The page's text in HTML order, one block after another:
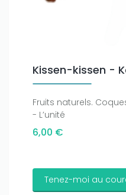
Kissen-kissen -
Fruits naturels.
- L’unité
6,00 €
Tenez-moi au